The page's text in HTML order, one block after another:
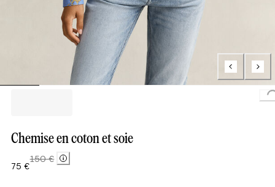
Chemise en coton et soie
75 €
150 €